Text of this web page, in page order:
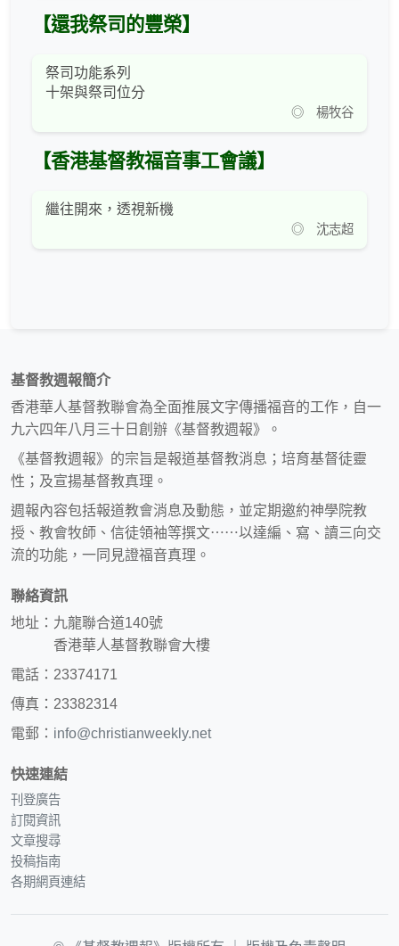
【還我祭司的豐榮】
祭司功能系列
十架與祭司位分
◎ 楊牧谷
【香港基督教福音事工會議】
繼往開來，透視新機
◎ 沈志超
基督教週報簡介
香港華人基督教聯會為全面推展文字傳播福音的工作，自一
九六四年八月三十日創辦《基督教週報》。
《基督教週報》的宗旨是報道基督教消息；培育基督徒靈
性；及宣揚基督教真理。
週報內容包括報道教會消息及動態，並定期邀約神學院教
授、教會牧師、信徒領袖等撰文⋯⋯以達編、寫、讀三向交
流的功能，一同見證福音真理。
聯絡資訊
地址：九龍聯合道140號
香港華人基督教聯會大樓
電話：23374171
傳真：23382314
電郵： info@christianweekly.net
快速連結
刊登廣告
訂閱資訊
文章搜尋
投稿指南
各期網頁連結